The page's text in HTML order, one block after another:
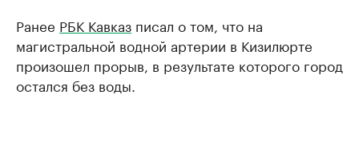
Ранее РБК Кавказ писал о том, что на
магистральной водной артерии в Кизилюрте
произошел прорыв, в результате которого город
остался без воды.